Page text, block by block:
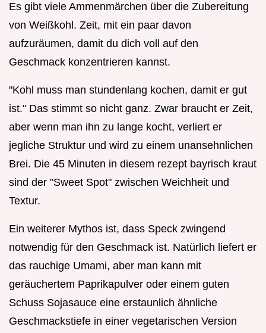
Es gibt viele Ammenmärchen über die Zubereitung
von Weißkohl. Zeit, mit ein paar davon
aufzuräumen, damit du dich voll auf den
Geschmack konzentrieren kannst.
"Kohl muss man stundenlang kochen, damit er gut
ist." Das stimmt so nicht ganz. Zwar braucht er Zeit,
aber wenn man ihn zu lange kocht, verliert er
jegliche Struktur und wird zu einem unansehnlichen
Brei. Die 45 Minuten in diesem rezept bayrisch kraut
sind der "Sweet Spot" zwischen Weichheit und
Textur.
Ein weiterer Mythos ist, dass Speck zwingend
notwendig für den Geschmack ist. Natürlich liefert er
das rauchige Umami, aber man kann mit
geräuchertem Paprikapulver oder einem guten
Schuss Sojasauce eine erstaunlich ähnliche
Geschmackstiefe in einer vegetarischen Version